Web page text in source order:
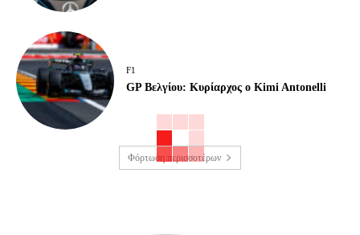
F1
GP Βελγίου: Κυρίαρχος ο Kimi Antonelli
Φόρτωση περισσοτέρων